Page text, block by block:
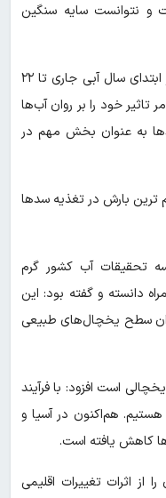
و نتوانست سایه سنگین
بر اساس اخرین آمار، میزان بارش های از ابتدای سال آبی جاری تا ۲۲
امر تاثیر خود را بر روان آب‌ها
به عنوان بخش مهم در
ترین بارش در تغذیه سدها
تحقیقات آب کشور گرم
دانسته و گفته بود: این
سطح یخچال‌های طبیعی
دارای ۱۱۰ محدوده یخچالی است افزود: با فرآیند
هم‌اکنون در آسیا و
کاهش یافته است.
از اثرات تغییرات اقلیمی